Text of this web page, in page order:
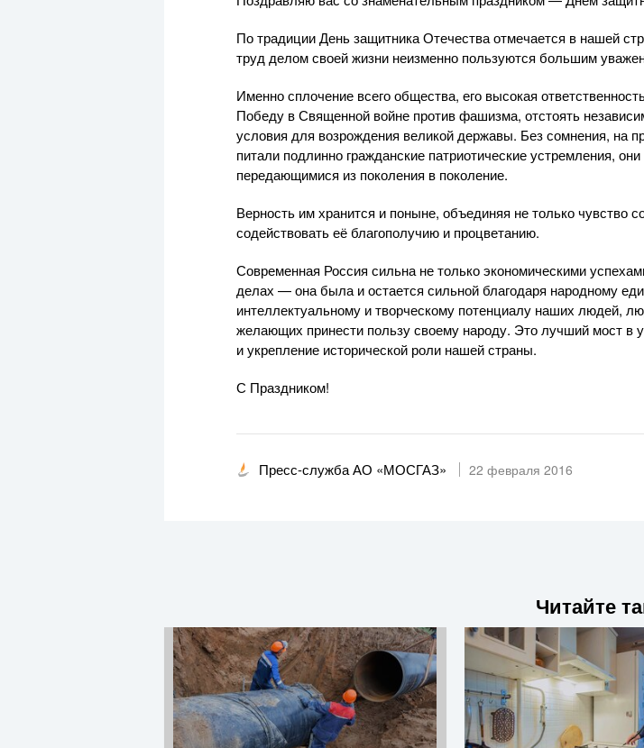
По традиции День защитника Отечества отмечается в нашей
труд делом своей жизни неизменно пользуются большим
Именно сплочение всего общества, его высокая
Победу в Священной войне против фашизма, отстоять
условия для возрождения великой державы. Без сомнения, на
питали подлинно гражданские патриотические устремления,
передающимися из поколения в поколение.
Верность им хранится и поныне, объединяя не только чувство
содействовать её благополучию и процветанию.
Современная Россия сильна не только экономическими
делах — она была и остается сильной благодаря народному
интеллектуальному и творческому потенциалу наших людей,
желающих принести пользу своему народу. Это лучший мост в
и укрепление исторической роли нашей страны.
С Праздником!
Пресс-служба АО «МОСГАЗ» 22 февраля 2016
Читайте